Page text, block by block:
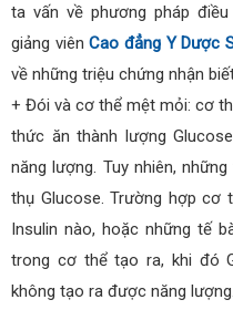
ta vấn về phương pháp
giảng viênCao đẳng Y Dược
về những triệu chứng nhận
+ Đói và cơ thể mệt mỏi: cơ
thức ăn thành lượng
năng lượng. Tuy nhiên,
thụ Glucose. Trường hợp cơ
Insulin nào, hoặc những tế
trong cơ thể tạo ra, khi đó
không tạo ra được năng